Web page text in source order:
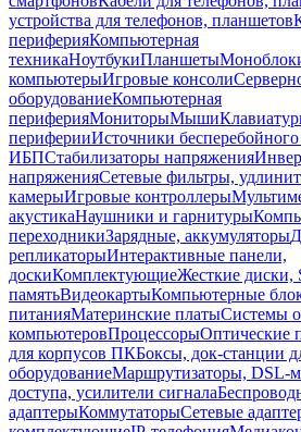
устройства для телефонов, планшетов
периферияКомпьютерная
техникаНоутбукиПланшеты
компьютерыИгровые консоли
оборудованиеКомпьютерная
периферияМониторыМыши
периферииИсточники
ИБПСтабилизаторы напряжения
напряженияСетевые фильтры,
камерыИгровые контроллеры
акустикаНаушники и гарнитуры
переходникиЗарядные, аккумуляторы
репликаторыИнтерактивные панели,
доскиКомплектующиеЖесткие диски,
памятьВидеокартыКомпьютерные
питанияМатеринские платыСистемы
компьютеровПроцессорыОптические
для корпусов ПКБоксы, док-станции
оборудованиеМаршрутизаторы, DSL-
доступа, усилители сигнала
адаптерыКоммутаторыСетевые